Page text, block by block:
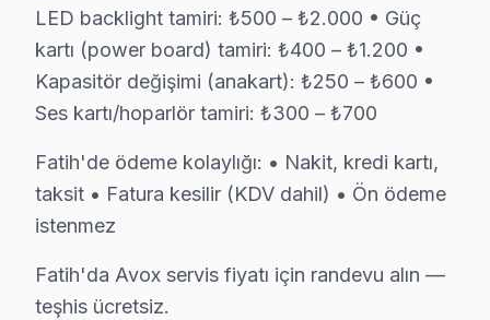
Cibali'de Avox TV Servisi
Cibali Mahallesi, tarihi zenginlikleriyle dolu bir alan
Demirtaş'ta Avox TV Servisi
Derviş Ali'de Avox TV Servisi
Derviş Ali Mahallesi'nin dinamik yapısı, burada
Emin Sinan'da Avox TV Servisi
LED backlight tamiri: ₺500 – ₺2.000 • Güç
kartı (power board) tamiri: ₺400 – ₺1.200 •
Kapasitör değişimi (anakart): ₺250 – ₺600 •
Ses kartı/hoparlör tamiri: ₺300 – ₺700
Fatih'de ödeme kolaylığı: • Nakit, kredi kartı,
taksit • Fatura kesilir (KDV dahil) • Ön ödeme
istenmez
Fatih'da Avox servis fiyatı için randevu alın —
teşhis ücretsiz.